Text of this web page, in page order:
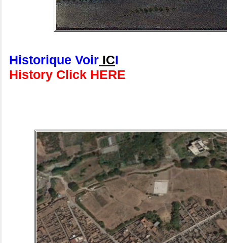
Historique Voir ICI
History Click HERE